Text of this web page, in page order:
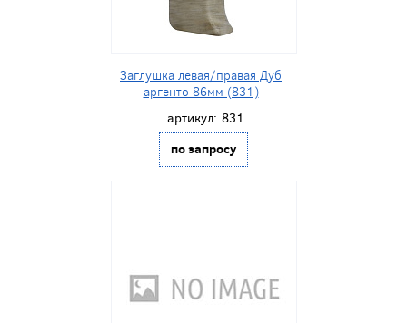
Заглушка левая/правая Дуб
аргенто 86мм (831)
артикул: 831
по запросу